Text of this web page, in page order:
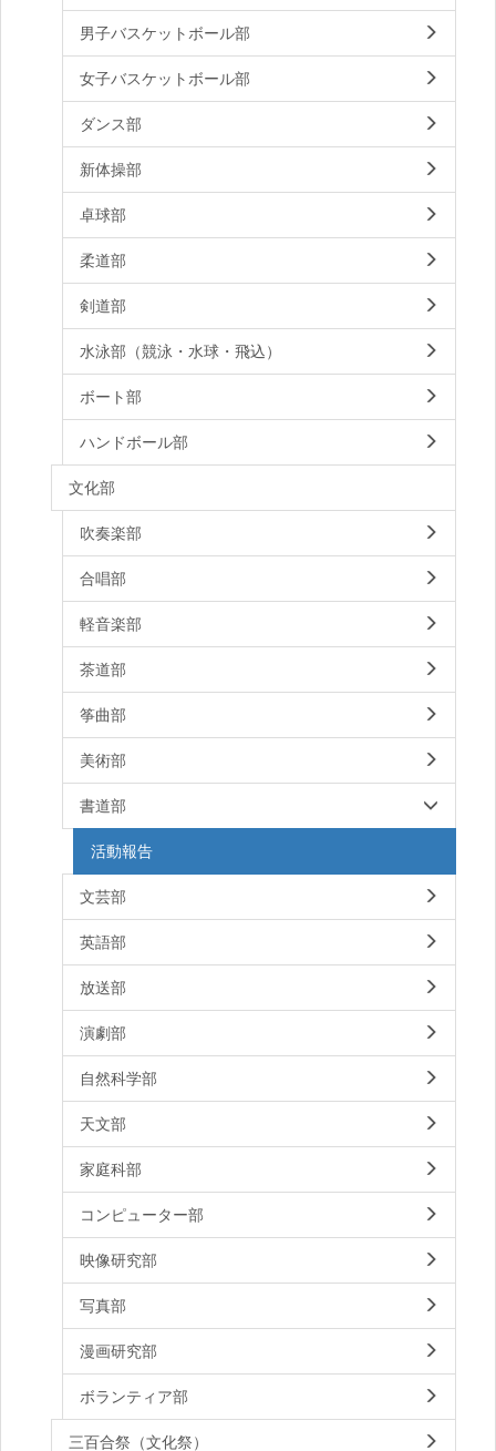
男子バスケットボール部
女子バスケットボール部
ダンス部
新体操部
卓球部
柔道部
剣道部
水泳部（競泳・水球・飛込）
ボート部
ハンドボール部
文化部
吹奏楽部
合唱部
軽音楽部
茶道部
筝曲部
美術部
書道部
活動報告
文芸部
英語部
放送部
演劇部
自然科学部
天文部
家庭科部
コンピューター部
映像研究部
写真部
漫画研究部
ボランティア部
三百合祭（文化祭）